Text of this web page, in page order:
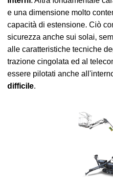
e una dimensione molto
capacità di estensione. Ciò
sicurezza anche sui solai,
alle caratteristiche tecniche
trazione cingolata ed al
essere pilotati anche
difficile.